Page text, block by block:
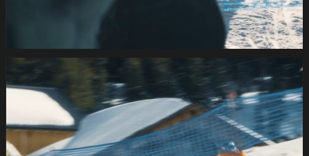
SUVA
Wintersport2021
1.21.1